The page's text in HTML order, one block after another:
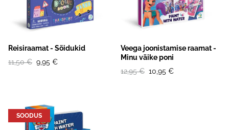
Reisiraamat - Sõidukid
11,50 € 9,95 €
Veega joonistamise raamat -
Minu väike poni
12,95 € 10,95 €
SOODUS